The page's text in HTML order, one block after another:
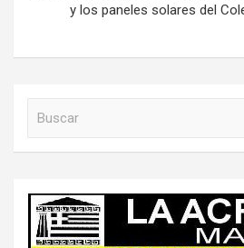
y los paneles solares del
r